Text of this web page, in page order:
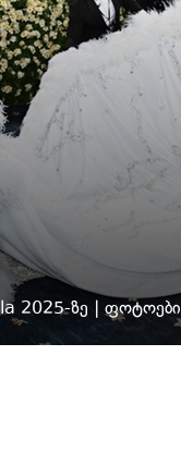
2025-ზე | ფოტოები